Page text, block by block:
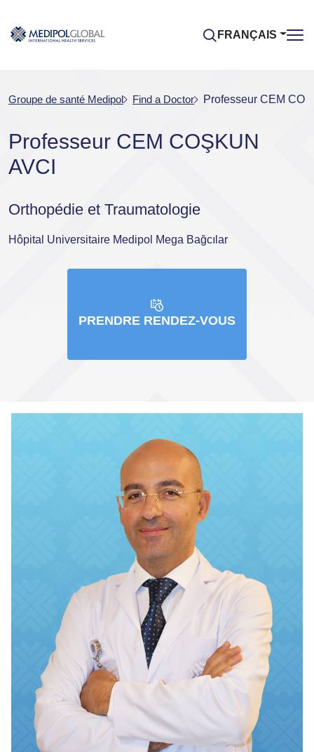
FRANÇAIS
Groupe de santé Medipol Find a Doctor Professeur CEM
Professeur CEM COŞKUN
AVCI
Orthopédie et Traumatologie
Hôpital Universitaire Medipol Mega Bağcılar
PRENDRE RENDEZ-VOUS